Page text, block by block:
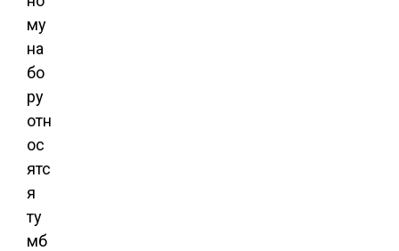
му
на
бо
ру
отн
ос
ятс
я
ту
мб